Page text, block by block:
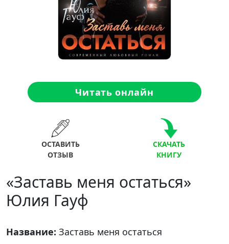
Читать онлайн
ОСТАВИТЬ
ОТЗЫВ
СКАЧАТЬ
КНИГУ
«Заставь меня остаться»
Юлия Гауф
Название: Заставь меня остаться